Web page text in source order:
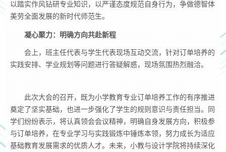
以踏实作风钻研专业知识，以严谨态度规范自身行为，争做德智体
美劳全面发展的新时代师范生。
凝心聚力：明确方向共赴新程
会上，班主任代表与学生代表现场互动交流，针对订单培养的
实践安排、学业规划等问题进行答疑解惑，现场氛围热烈融洽。
此次大会的召开，既为小学教育专业订单培养工作的有序推进
奠定了坚实基础，也进一步强化了学生的规则意识与责任担当。同
学们纷纷表示，将认真领会会议精神，明确自身发展方向，积极参
与订单培养，在专业学习与实践锻炼中锤炼本领，努力成长为适应
基础教育发展需求的优质人才。未来，小教与设计学院将持续深化